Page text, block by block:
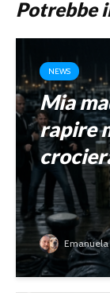
Potrebbe
NEWS
Mia
rapire
Emanuela